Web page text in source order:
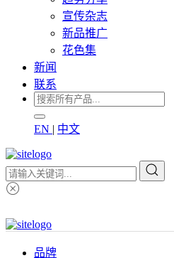
宣传杂志
新品推广
花色集
新闻
联系
EN | 中文
品牌